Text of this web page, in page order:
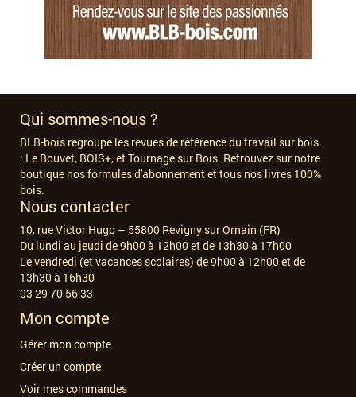
Qui sommes-nous ?
BLB-bois regroupe les revues de référence du travail sur bois
: Le Bouvet, BOIS+, et Tournage sur Bois. Retrouvez sur notre
boutique nos formules d'abonnement et tous nos livres 100%
bois.
Nous contacter
10, rue Victor Hugo – 55800 Revigny sur Ornain (FR)
Du lundi au jeudi de 9h00 à 12h00 et de 13h30 à 17h00
Le vendredi (et vacances scolaires) de 9h00 à 12h00 et de
13h30 à 16h30
03 29 70 56 33
Mon compte
Gérer mon compte
Créer un compte
Voir mes commandes